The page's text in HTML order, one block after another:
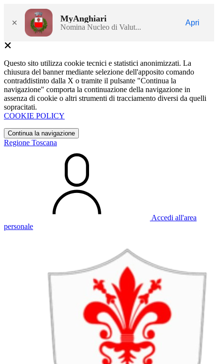
× MyAnghiari
Nomina Nucleo di Valut...
Apri
Questo sito utilizza cookie tecnici e statistici anonimizzati. La
chiusura del banner mediante selezione dell'apposito comando
contraddistinto dalla X o tramite il pulsante "Continua la
navigazione" comporta la continuazione della navigazione in
assenza di cookie o altri strumenti di tracciamento diversi da quelli
sopracitati.
COOKIE POLICY
Continua la navigazione
Regione Toscana
Accedi all'area
personale